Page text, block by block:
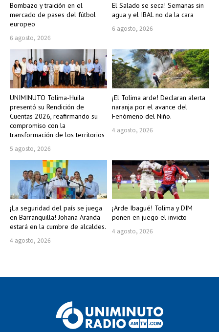
Bombazo y traición en el
mercado de pases del fútbol
europeo
6 agosto, 2026
El Salado se seca! Semanas sin
agua y el IBAL no da la cara
6 agosto, 2026
UNIMINUTO Tolima-Huila
presentó su Rendición de
Cuentas 2026, reafirmando su
compromiso con la
transformación de los territorios
5 agosto, 2026
¡El Tolima arde! Declaran alerta
naranja por el avance del
Fenómeno del Niño.
4 agosto, 2026
¡La seguridad del país se juega
en Barranquilla! Johana Aranda
estará en la cumbre de alcaldes.
4 agosto, 2026
¡Arde Ibagué! Tolima y DIM
ponen en juego el invicto
4 agosto, 2026